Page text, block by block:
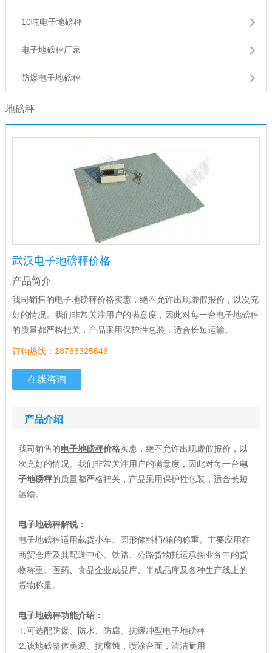
10吨电子地磅秤
电子地磅秤厂家
防爆电子地磅秤
地磅秤
武汉电子地磅秤价格
产品简介
我司销售的电子地磅秤价格实惠，绝不允许出现虚假报价，以次充
好的情况。我们非常关注用户的满意度，因此对每一台电子地磅秤
的质量都严格把关，产品采用保护性包装，适合长短运输。
订购热线：18768325646
在线咨询
产品介绍
我司销售的电子地磅秤价格实惠，绝不允许出现虚假报价，以
次充好的情况。我们非常关注用户的满意度，因此对每一台电
子地磅秤的质量都严格把关，产品采用保护性包装，适合长短
运输。
电子地磅秤解说：
电子地磅秤适用载货小车、圆形储料桶/箱的称重。主要应用在
商贸仓库及其配送中心、铁路、公路货物托运承接业务中的货
物称重、医药、食品企业成品库、半成品库及各种生产线上的
货物称量。
电子地磅秤功能介绍：
⒈可选配防爆、防水、防腐、抗缓冲型电子地磅秤
⒉该地磅整体美观、抗腐蚀，喷涂台面，清洁耐用